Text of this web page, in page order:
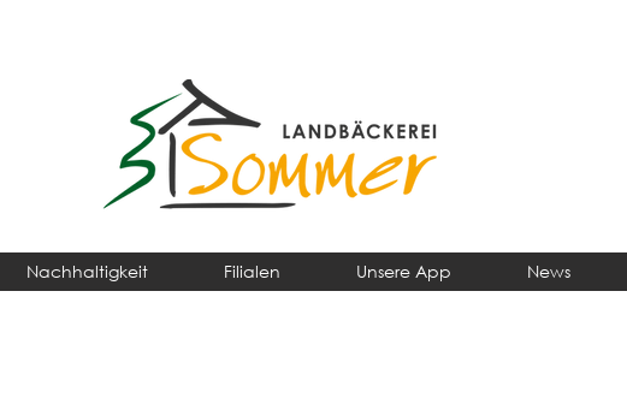
Nachhaltigkeit Filialen Unsere App News